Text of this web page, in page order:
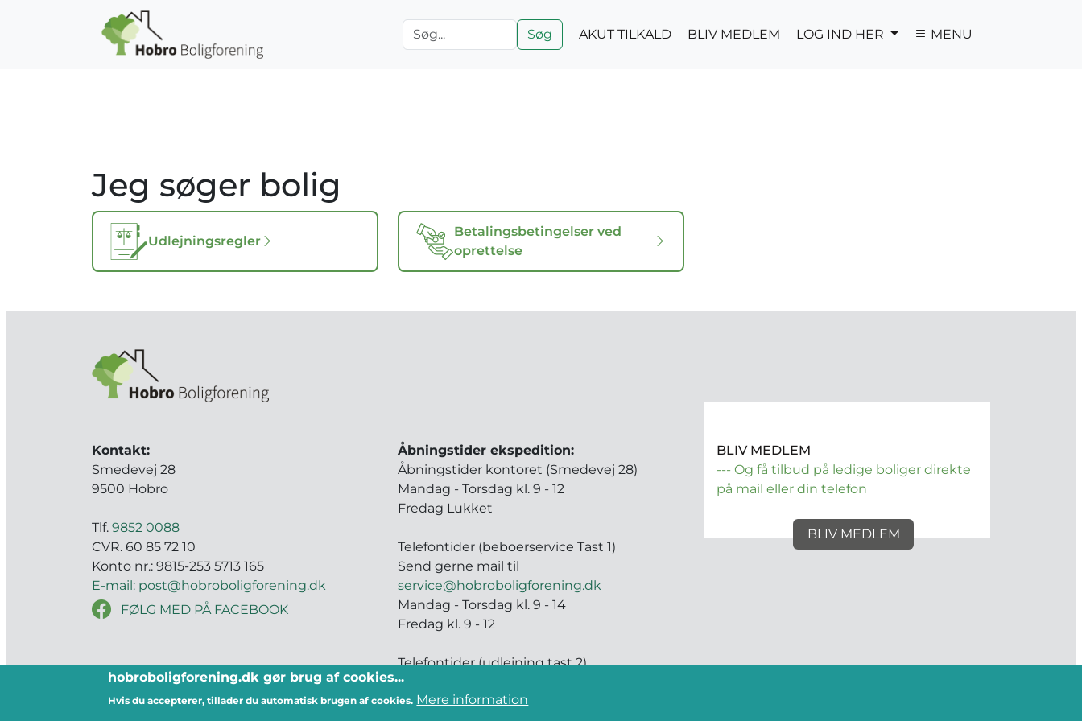
Gå til hovedindhold
Søg
AKUT TILKALD BLIV MEDLEM LOG IND HER MENU
Jeg søger bolig
Udlejningsregler
Betalingsbetingelser ved
oprettelse
Kontakt:
Smedevej 28
9500 Hobro
Tlf. 9852 0088
CVR. 60 85 72 10
Konto nr.: 9815-253 5713 165
E-mail: post@hobroboligforening.dk
FØLG MED PÅ FACEBOOK
Åbningstider ekspedition:
Åbningstider kontoret (Smedevej 28)
Mandag - Torsdag kl. 9 - 12
Fredag Lukket
Telefontider (beboerservice Tast 1)
Send gerne mail til
service@hobroboligforening.dk
Mandag - Torsdag kl. 9 - 14
Fredag kl. 9 - 12
Telefontider (udlejning tast 2)
Mandag - Torsdag kl. 9 - 14
Fredag kl. 9 - 12
BLIV MEDLEM
--- Og få tilbud på ledige boliger direkte
på mail eller din telefon
BLIV MEDLEM
hobroboligforening.dk gør brug af cookies...
Hvis du accepterer, tillader du automatisk brugen af cookies. Mere information